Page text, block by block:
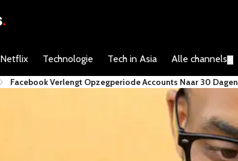
Netflix Technologie Tech in Asia Alle channels
Facebook Verlengt Opzegperiode Accounts Naar 30 Dagen